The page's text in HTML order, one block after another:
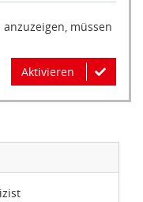
müssen
Aktivieren